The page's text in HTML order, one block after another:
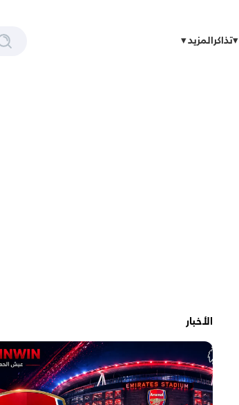
تذاكر المزيد
الأخبار